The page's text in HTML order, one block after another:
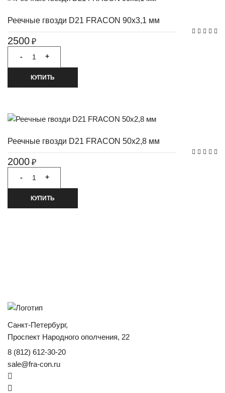
Реечные гвозди D21 FRACON 90x3,1 мм
2500 ₽
- +
КУПИТЬ
Реечные гвозди D21 FRACON 50x2,8 мм
2000 ₽
- +
КУПИТЬ
Санкт-Петербург,
Проспект Народного ополчения, 22
8 (812) 612-30-20
sale@fra-con.ru